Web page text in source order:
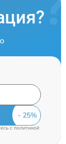
cполитикой